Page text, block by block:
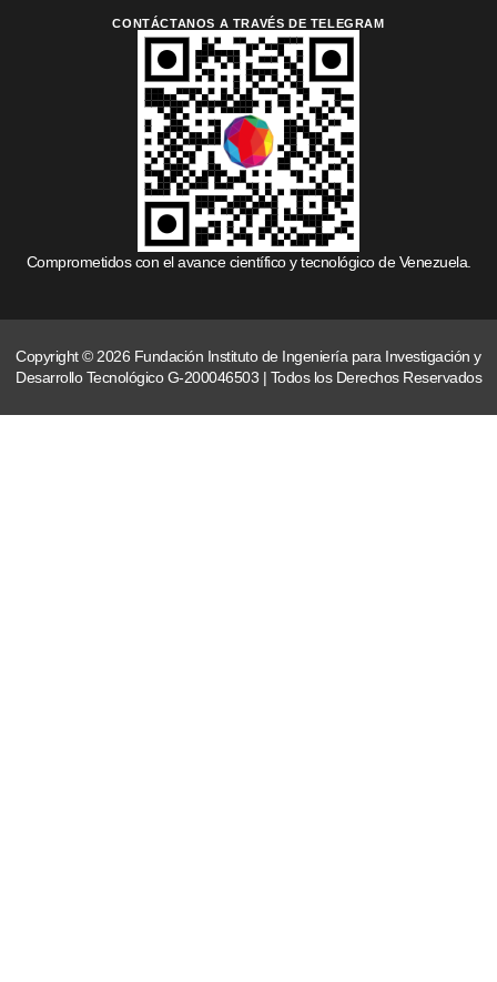
CONTÁCTANOS A TRAVÉS DE TELEGRAM
Comprometidos con el avance científico y tecnológico de Venezuela.
Copyright © 2026 Fundación Instituto de Ingeniería para Investigación y
Desarrollo Tecnológico G-200046503 | Todos los Derechos Reservados